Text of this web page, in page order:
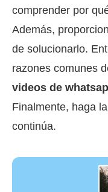
comprender por
Además,
de solucionarlo.
razones comunes
videos de
Finalmente, haga
continúa.